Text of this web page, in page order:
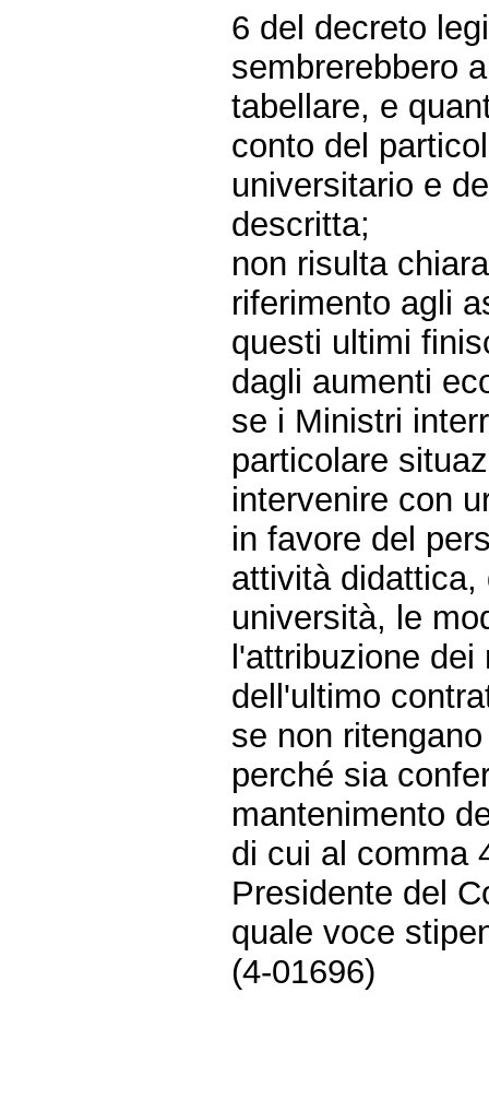
6 del decreto
sembrerebbero
tabellare, e
conto del
universitario e
descritta;
non risulta
riferimento agli
questi ultimi
dagli aumenti
se i Ministri
particolare
intervenire con
in favore del
attività
università, le
l'attribuzione
dell'ultimo
se non
perché sia
mantenimento
di cui al comma
Presidente del
quale voce
(4-01696)